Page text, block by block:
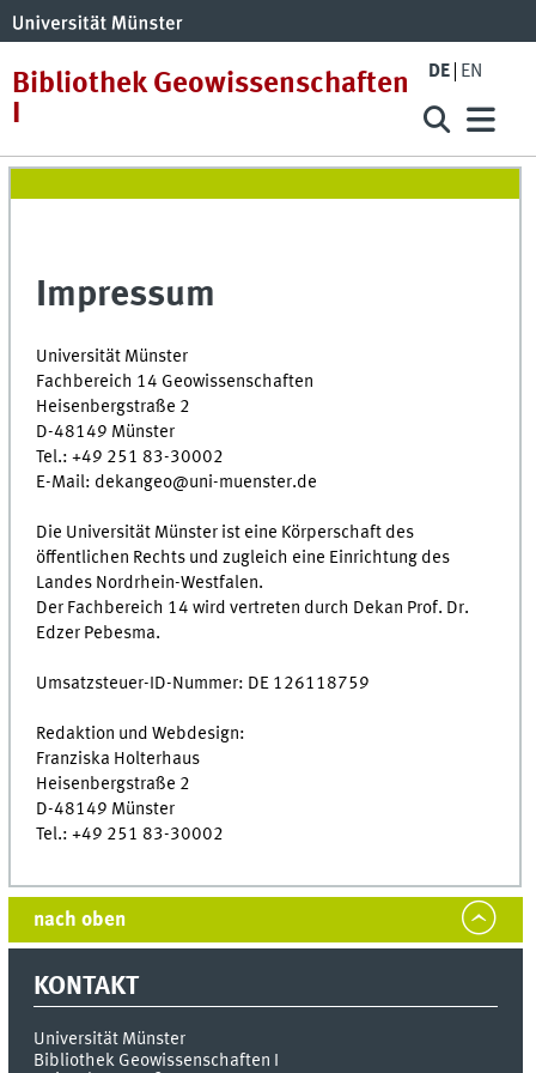
Bibliothek Geowissenschaften
DE EN
Impressum
Universität Münster
Fachbereich 14 Geowissenschaften
Heisenbergstraße 2
D-48149 Münster
Tel.: +49 251 83-30002
E-Mail: dekangeo@uni-muenster.de
Die Universität Münster ist eine Körperschaft des
öffentlichen Rechts und zugleich eine Einrichtung des
Landes Nordrhein-Westfalen.
Der Fachbereich 14 wird vertreten durch Dekan Prof. Dr.
Edzer Pebesma.
Umsatzsteuer-ID-Nummer: DE 126118759
Redaktion und Webdesign:
Franziska Holterhaus
Heisenbergstraße 2
D-48149 Münster
Tel.: +49 251 83-30002
nach oben
KONTAKT
Universität Münster
Bibliothek Geowissenschaften I